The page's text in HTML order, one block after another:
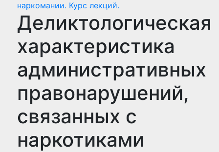
наркомании. Курс лекций.
Деликтологическая
характеристика
административных
правонарушений,
связанных с
наркотиками